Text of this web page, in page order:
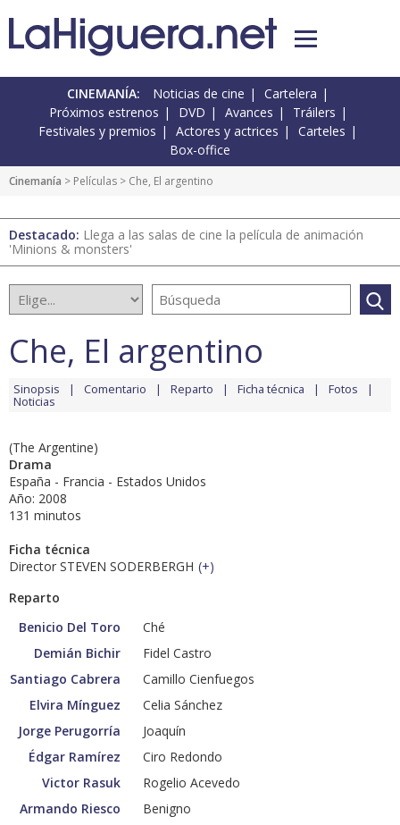
CINEMANÍA: Noticias de cine
Cartelera
Próximos estrenos
DVD Avances
Tráilers
Festivales y premios
Actores y actrices
Carteles
Box-office
Cinemanía > Películas > Che, El argentino
Destacado: Llega a las salas de cine la película de animación
'Minions & monsters'
Che, El argentino
Sinopsis Comentario Reparto Ficha técnica Fotos
Noticias
(The Argentine)
Drama
España - Francia - Estados Unidos
Año: 2008
131 minutos
Ficha técnica
Director STEVEN SODERBERGH (+)
Reparto
Benicio Del Toro
Ché
Demián Bichir
Fidel Castro
Santiago Cabrera
Camillo Cienfuegos
Elvira Mínguez
Celia Sánchez
Jorge Perugorría
Joaquín
Édgar Ramírez
Ciro Redondo
Victor Rasuk
Rogelio Acevedo
Armando Riesco
Benigno